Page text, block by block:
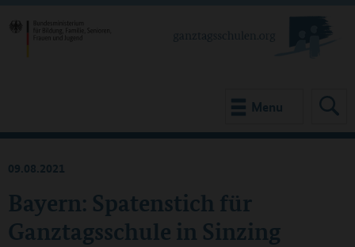
Menu
Bayern: Spatenstich für
Ganztagsschule in Sinzing
09.08.2021